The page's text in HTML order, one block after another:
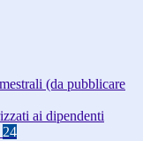
(da pubblicare
ai dipendenti
24